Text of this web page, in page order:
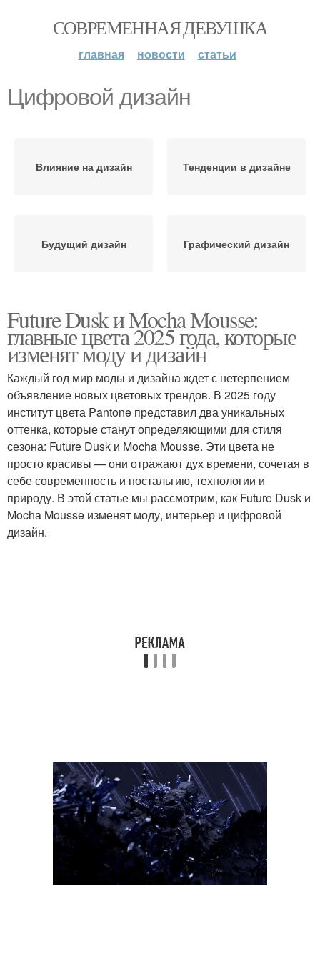
СОВРЕМЕННАЯ ДЕВУШКА
главная новости статьи
Цифровой дизайн
Влияние на дизайн Тенденции в дизайне
Будущий дизайн Графический дизайн
Future Dusk и Mocha Mousse:
главные цвета 2025 года, которые
изменят моду и дизайн
Каждый год мир моды и дизайна ждет с нетерпением
объявление новых цветовых трендов. В 2025 году
институт цвета Pantone представил два уникальных
оттенка, которые станут определяющими для стиля
сезона: Future Dusk и Mocha Mousse. Эти цвета не
просто красивы — они отражают дух времени, сочетая в
себе современность и ностальгию, технологии и
природу. В этой статье мы рассмотрим, как Future Dusk и
Mocha Mousse изменят моду, интерьер и цифровой
дизайн.